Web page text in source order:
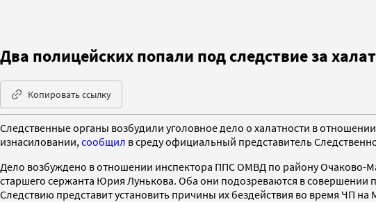
Два полицейских попали под следствие за
Копировать ссылку
Следственные органы возбудили уголовное дело о халатности в
изнасиловании, сообщил в среду официальный представитель
Дело возбуждено в отношении инспектора ППС ОМВД по району Очаково-
старшего сержанта Юрия Лунькова. Оба они подозреваются в совершении
Следствию представит установить причины их бездействия во время ЧП на